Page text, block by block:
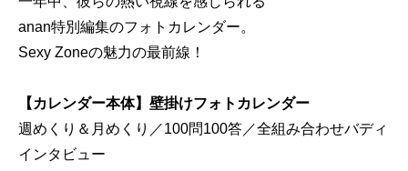
anan特別編集のフォトカレンダー。
Sexy Zoneの魅力の最前線！
【カレンダー本体】壁掛けフォトカレンダー
週めくり＆月めくり／100問100答／全組み合わせバディ
インタビュー